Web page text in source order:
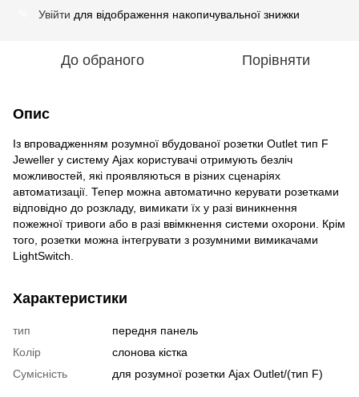
Увійти для відображення накопичувальної знижки
До обраного Порівняти
Опис
Із впровадженням розумної вбудованої розетки Outlet тип F
Jeweller у систему Ajax користувачі отримують безліч
можливостей, які проявляються в різних сценаріях
автоматизації. Тепер можна автоматично керувати розетками
відповідно до розкладу, вимикати їх у разі виникнення
пожежної тривоги або в разі ввімкнення системи охорони. Крім
того, розетки можна інтегрувати з розумними вимикачами
LightSwitch.
Характеристики
тип
передня панель
Колір
слонова кістка
Сумісність
для розумної розетки Ajax Outlet/(тип F)